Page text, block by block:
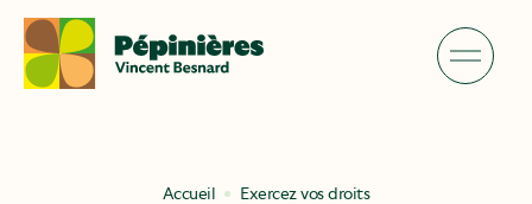
Skip
content
Accueil Exercez vos droits